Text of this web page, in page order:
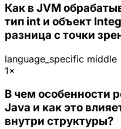
Как в JVM
тип int и объект
разница с точки
language_specific middle
1×
В чем особенности
Java и как это
внутри структуры?